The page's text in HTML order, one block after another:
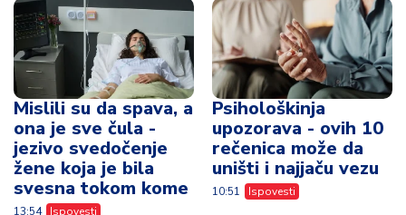
Mislili su da spava, a
ona je sve čula -
jezivo svedočenje
žene koja je bila
svesna tokom kome
13:54 Ispovesti
Psihološkinja
upozorava - ovih 10
rečenica može da
uništi i najjaču vezu
10:51 Ispovesti